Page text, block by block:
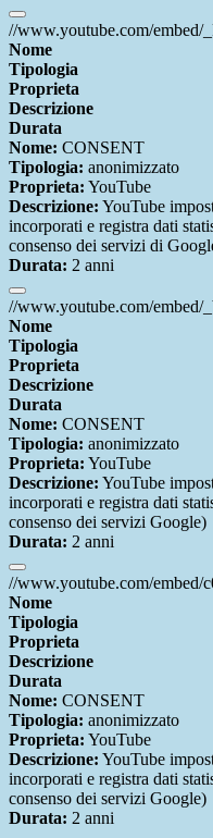
//www.youtube.com/embed/
Nome
Tipologia
Proprieta
Descrizione
Durata
Nome: CONSENT
Tipologia: anonimizzato
Proprieta: YouTube
Descrizione: YouTube
incorporati e registra dati
consenso dei servizi di
Durata: 2 anni
//www.youtube.com/
Nome
Tipologia
Proprieta
Descrizione
Durata
Nome: CONSENT
Tipologia: anonimizzato
Proprieta: YouTube
Descrizione: YouTube
incorporati e registra dati
consenso dei servizi Google)
Durata: 2 anni
//www.youtube.com/embed/
Nome
Tipologia
Proprieta
Descrizione
Durata
Nome: CONSENT
Tipologia: anonimizzato
Proprieta: YouTube
Descrizione: YouTube
incorporati e registra dati
consenso dei servizi Google)
Durata: 2 anni